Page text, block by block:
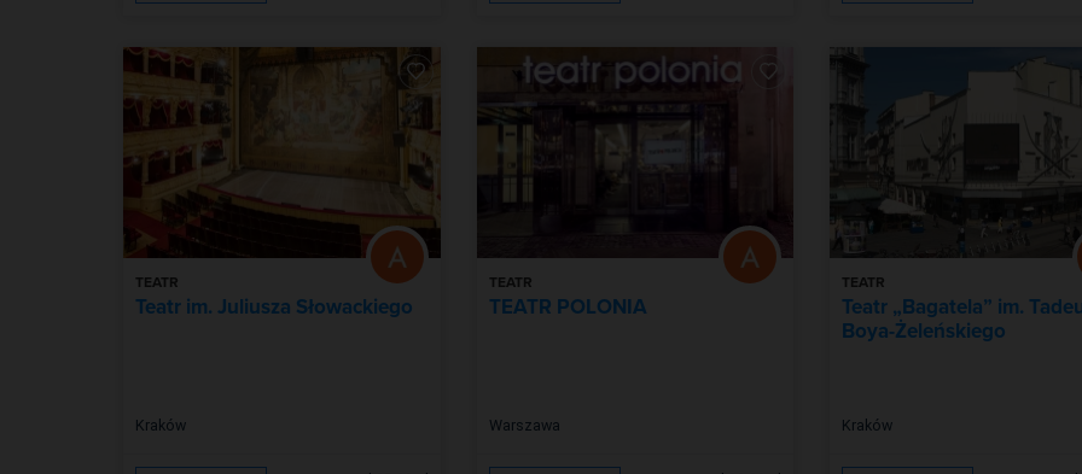
TEATR
Teatr im. Juliusza Słowackiego
Kraków
TEATR
TEATR POLONIA
Warszawa
TEATR
Teatr „Bagatela” im.
Boya-Żeleńskiego
Kraków